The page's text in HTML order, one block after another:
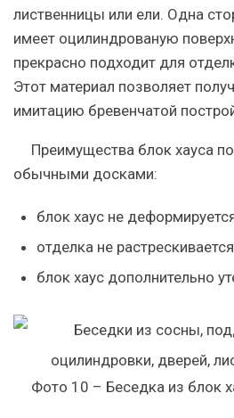
лиственницы или ели. Одна
имеет оцилиндрованую
прекрасно подходит для
Этот материал позволяет
имитацию бревенчатой
Преимущества блок хауса
обычными досками:
блок хаус не
отделка не
блок хаус дополнительно
Фото 10 – Беседка из блок